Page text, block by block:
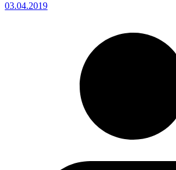
03.04.2019